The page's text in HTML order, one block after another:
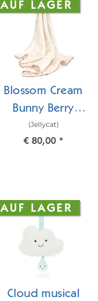
AUF LAGER
Blossom Cream
Bunny Berry
Blankie/Kuschelde
cke
(Jellycat)
€ 80,00 *
AUF LAGER
Cloud musical